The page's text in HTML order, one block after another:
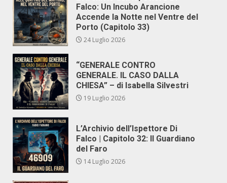
Falco: Un Incubo Arancione
Accende la Notte nel Ventre del
Porto (Capitolo 33)
24 Luglio 2026
“GENERALE CONTRO
GENERALE. IL CASO DALLA
CHIESA” – di Isabella Silvestri
19 Luglio 2026
L’Archivio dell’Ispettore Di
Falco | Capitolo 32: Il Guardiano
del Faro
14 Luglio 2026